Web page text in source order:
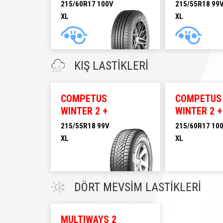
215/60R17 100V
XL
215/55R18
XL
KIŞ LASTİKLERİ
COMPETUS
WINTER 2 +
215/55R18 99V
XL
COMPETUS
WINTER 2 +
215/60R17
XL
DÖRT MEVSİM LASTİKLERİ
MULTIWAYS 2